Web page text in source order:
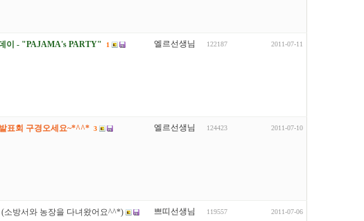
이 - "PAJAMA's PARTY" 1 엘르선생님 122187 2011-07-11
표회 구경오세요~*^^* 3 엘르선생님 124423 2011-07-10
소방서와 농장을 다녀왔어요^^*) 쁘띠선생님 119557 2011-07-06